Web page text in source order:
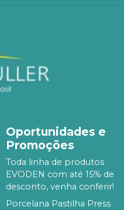
Oportunidades e
Promoções
Toda linha de produtos
EVODEN com até 15% de
desconto, venha conferir!
Porcelana Pastilha Press